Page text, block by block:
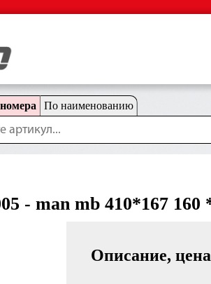
По наименованию
- man mb 410*167 160
Описание,